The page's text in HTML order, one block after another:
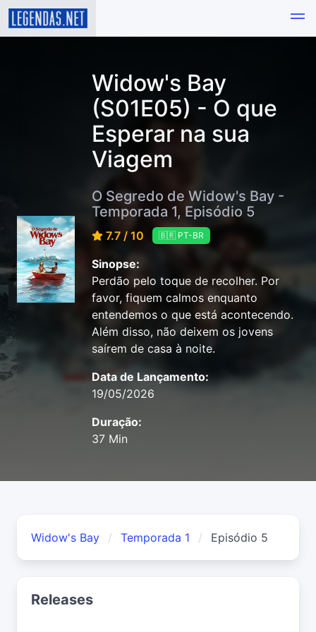
Widow's Bay
(S01E05) - O que
Esperar na sua
Viagem
O Segredo de Widow's Bay -
Temporada 1, Episódio 5
7.7 / 10 🇧🇷 PT-BR
Sinopse:
Perdão pelo toque de recolher. Por
favor, fiquem calmos enquanto
entendemos o que está acontecendo.
Além disso, não deixem os jovens
saírem de casa à noite.
Data de Lançamento:
19/05/2026
Duração:
37 Min
Widow's Bay Temporada 1 Episódio 5
Releases